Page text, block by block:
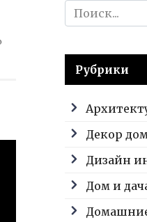
Search
for:
Рубрики
Декор
Дизайн
Дом и